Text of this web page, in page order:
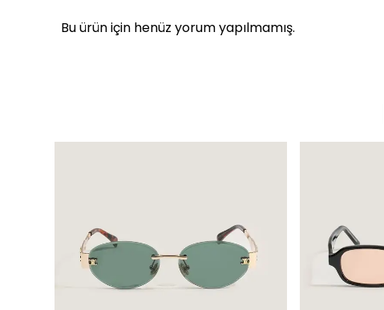
Bu ürün için henüz yorum yapılmamış.